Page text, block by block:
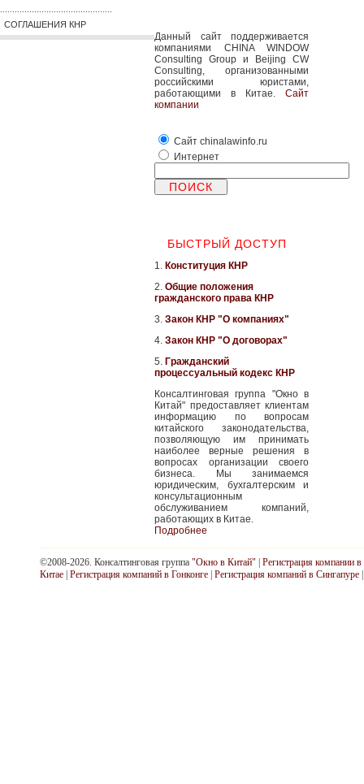
СОГЛАШЕНИЯ КНР
Данный сайт поддерживается
компаниями CHINA WINDOW
Consulting Group и Beijing CW
Consulting, организованными
российскими юристами,
работающими в Китае. Сайт
компании
Сайт chinalawinfo.ru
Интернет
БЫСТРЫЙ ДОСТУП
1. Конституция КНР
2. Общие положения
гражданского права КНР
3. Закон КНР "О компаниях"
4. Закон КНР "О договорах"
5. Гражданский
процессуальный кодекс КНР
Консалтинговая группа "Окно в
Китай" предоставляет клиентам
информацию по вопросам
китайского законодательства,
позволяющую им принимать
наиболее верные решения в
вопросах организации своего
бизнеса. Мы занимаемся
юридическим, бухгалтерским и
консультационным
обслуживанием компаний,
работающих в Китае.
Подробнее
©2008-2026. Консалтинговая группа "Окно в Китай" | Регистрация компании в
Китае | Регистрация компаний в Гонконге | Регистрация компаний в Сингапуре